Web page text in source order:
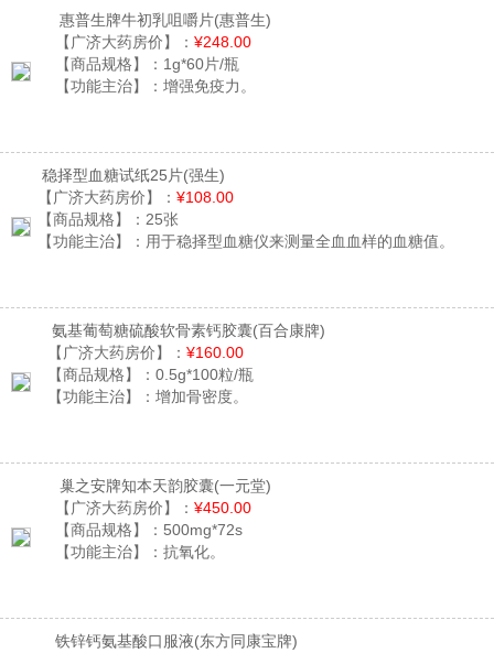
惠普生牌牛初乳咀嚼片(惠普生)
【广济大药房价】： ¥248.00
【商品规格】： 1g*60片/瓶
【功能主治】： 增强免疫力。
稳择型血糖试纸25片(强生)
【广济大药房价】： ¥108.00
【商品规格】： 25张
【功能主治】： 用于稳择型血糖仪来测量全血血样的血糖值。
氨基葡萄糖硫酸软骨素钙胶囊(百合康牌)
【广济大药房价】： ¥160.00
【商品规格】： 0.5g*100粒/瓶
【功能主治】： 增加骨密度。
巢之安牌知本天韵胶囊(一元堂)
【广济大药房价】： ¥450.00
【商品规格】： 500mg*72s
【功能主治】： 抗氧化。
铁锌钙氨基酸口服液(东方同康宝牌)